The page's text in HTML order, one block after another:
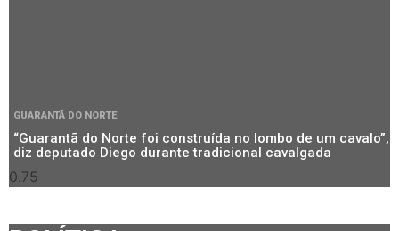
GUARANTÃ DO NORTE
“Guarantã do Norte foi construída no lombo de um cavalo”,
diz deputado Diego durante tradicional cavalgada